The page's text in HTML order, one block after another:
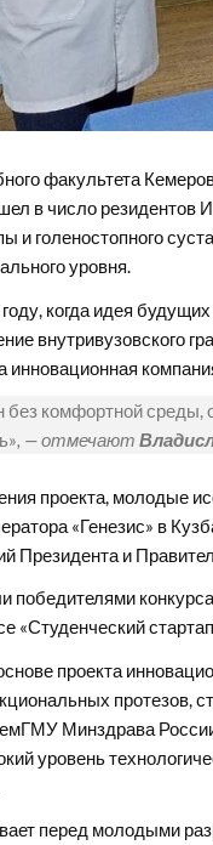
факультета
в число резидентов
и голеностопного
уровня.
когда идея
внутривузовского
комфортной среды,
, — отмечают
проекта, молодые
«Генезис» в
Президента и
победителями
«Студенческий
проекта
протезов,
Минздрава
уровень
перед молодыми